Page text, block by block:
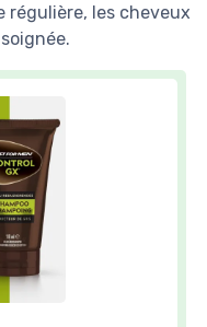
les cheveux